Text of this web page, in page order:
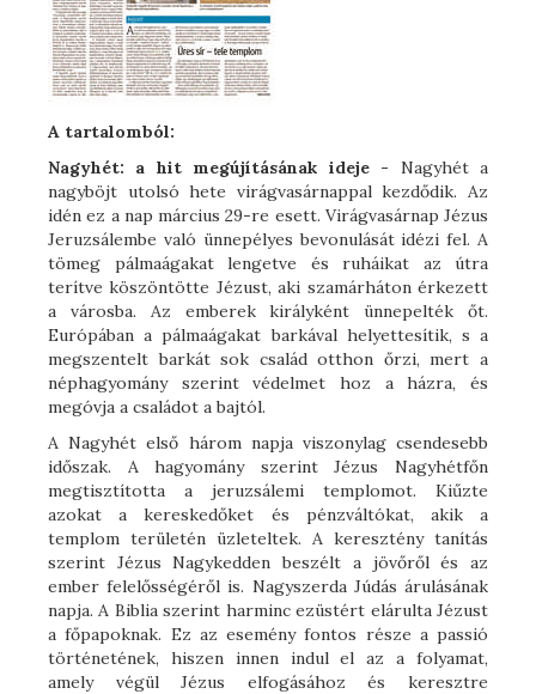
A tartalomból:
Nagyhét: a hit megújításának ideje - Nagyhét a
nagyböjt utolsó hete virágvasárnappal kezdődik. Az
idén ez a nap március 29-re esett. Virágvasárnap Jézus
Jeruzsálembe való ünnepélyes bevonulását idézi fel. A
tömeg pálmaágakat lengetve és ruháikat az útra
terítve köszöntötte Jézust, aki szamárháton érkezett
a városba. Az emberek királyként ünnepelték őt.
Európában a pálmaágakat barkával helyettesítik, s a
megszentelt barkát sok család otthon őrzi, mert a
néphagyomány szerint védelmet hoz a házra, és
megóvja a családot a bajtól.
A Nagyhét első három napja viszonylag csendesebb
időszak. A hagyomány szerint Jézus Nagyhétfőn
megtisztította a jeruzsálemi templomot. Kiűzte
azokat a kereskedőket és pénzváltókat, akik a
templom területén üzleteltek. A keresztény tanítás
szerint Jézus Nagykedden beszélt a jövőről és az
ember felelősségéről is. Nagyszerda Júdás árulásának
napja. A Biblia szerint harminc ezüstért elárulta Jézust
a főpapoknak. Ez az esemény fontos része a passió
történetének, hiszen innen indul el az a folyamat,
amely végül Jézus elfogásához és keresztre